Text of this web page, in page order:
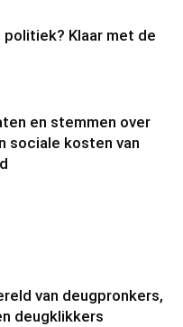
politiek? Klaar met de
en stemmen over
sociale kosten van
van deugpronkers,
deugklikkers